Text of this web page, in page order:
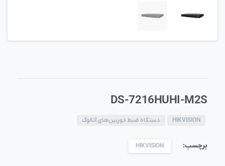
DS-7216HUHI-M2S
HIKVISION دستگاه ضبط دوربین‌های آنالوگ
برچسب: HIKVISION